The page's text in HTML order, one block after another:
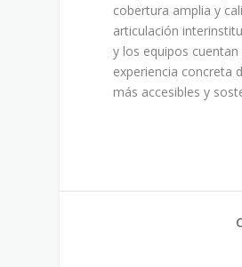
cobertura amplia y
articulación
y los equipos
experiencia concreta
más accesibles y